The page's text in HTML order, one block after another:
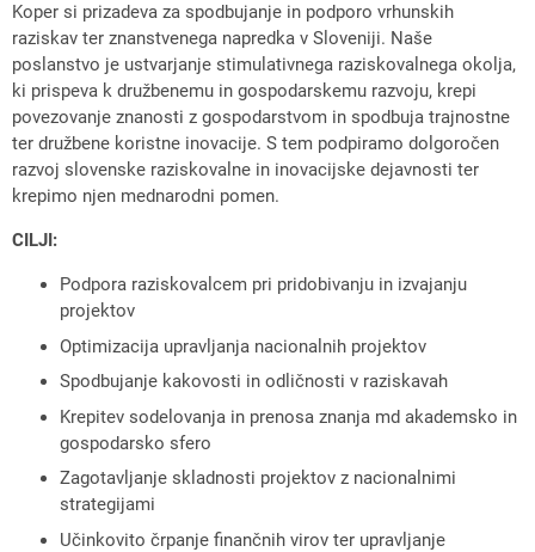
Koper si prizadeva za spodbujanje in podporo vrhunskih
raziskav ter znanstvenega napredka v Sloveniji. Naše
poslanstvo je ustvarjanje stimulativnega raziskovalnega okolja,
ki prispeva k družbenemu in gospodarskemu razvoju, krepi
povezovanje znanosti z gospodarstvom in spodbuja trajnostne
ter družbene koristne inovacije. S tem podpiramo dolgoročen
razvoj slovenske raziskovalne in inovacijske dejavnosti ter
krepimo njen mednarodni pomen.
CILJI:
Podpora raziskovalcem pri pridobivanju in izvajanju
projektov
Optimizacija upravljanja nacionalnih projektov
Spodbujanje kakovosti in odličnosti v raziskavah
Krepitev sodelovanja in prenosa znanja md akademsko in
gospodarsko sfero
Zagotavljanje skladnosti projektov z nacionalnimi
strategijami
Učinkovito črpanje finančnih virov ter upravljanje